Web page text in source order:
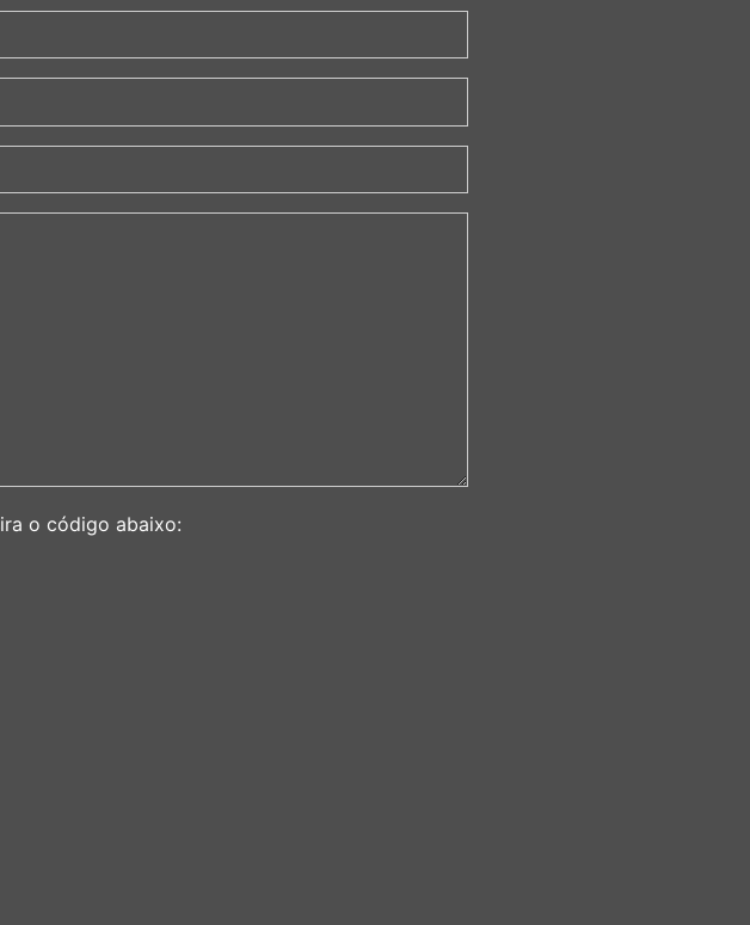
o código abaixo: